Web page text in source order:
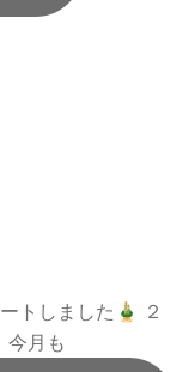
トしました🎍 ２
今月も